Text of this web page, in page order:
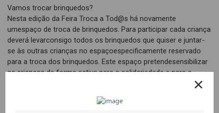
Vamos trocar brinquedos?
Nesta edição da Feira Troca a Tod@s há novamente
umespaço de troca de brinquedos. Para participar cada criança
deverá levarconsigo todos os brinquedos que quiser e juntar-
se às outras crianças no espaçoespecificamente reservado
para a troca dos brinquedos. Este espaço pretendesensibilizar
as crianças de forma activa para a solidariedade e para a
dimensãolúdica e ecológica da troca. É mais sustentável trocar